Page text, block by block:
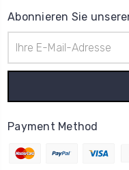
Abonnieren Sie
Mail-
Adresse
Payment Method